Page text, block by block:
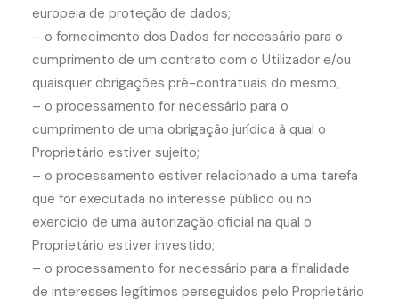
europeia de proteção de dados;
– o fornecimento dos Dados for necessário para o
cumprimento de um contrato com o Utilizador e/ou
quaisquer obrigações pré-contratuais do mesmo;
– o processamento for necessário para o
cumprimento de uma obrigação jurídica à qual o
Proprietário estiver sujeito;
– o processamento estiver relacionado a uma tarefa
que for executada no interesse público ou no
exercício de uma autorização oficial na qual o
Proprietário estiver investido;
– o processamento for necessário para a finalidade
de interesses legítimos perseguidos pelo Proprietário